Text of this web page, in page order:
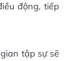
động, tiếp
tập sự sẽ